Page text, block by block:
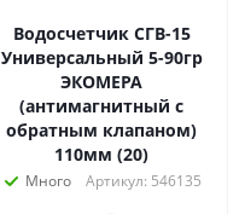
Водосчетчик СГВ-15
Универсальный 5-90гр
ЭКОМЕРА
(антимагнитный с
обратным клапаном)
110мм (20)
Много Артикул: 546135